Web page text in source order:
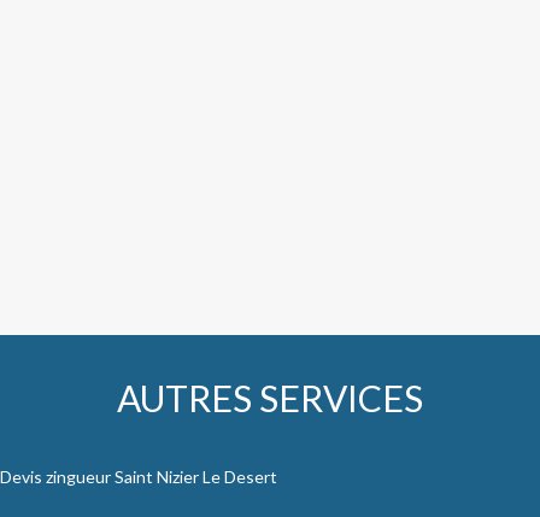
AUTRES SERVICES
Devis zingueur Saint Nizier Le Desert